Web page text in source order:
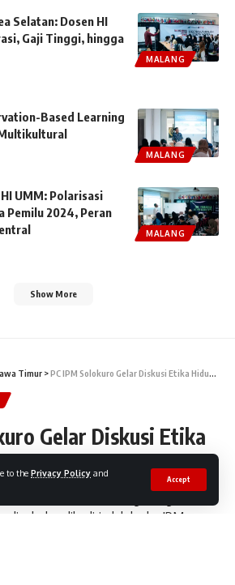
to the Privacy Policy and
Accept
MALANG
Selatan: Dosen HI
Gaji Tinggi, hingga
MALANG
Based Learning
MALANG
UMM: Polarisasi
Pemilu 2024, Peran
Show More
Timur >PC IPM Solokuro Gelar Diskusi Etika Hidup Berdampingan dengan Alam
Gelar Diskusi Etika
dengan Alam
Ahmad Fauzan sebagai Pegiat
dan dihadiri oleh kader IPM